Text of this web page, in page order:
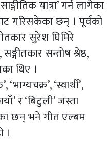
यात्रा’ गर्न लागेका
गरिसकेका छन् । पूर्वको
सुरेश घिमिरे
सङ्गीतकार सन्तोष श्रेष्ठ,
थिए ।
‘स्वार्थी’,
र ‘बिटुली’ जस्ता
छन् भने गीत एल्बम
।